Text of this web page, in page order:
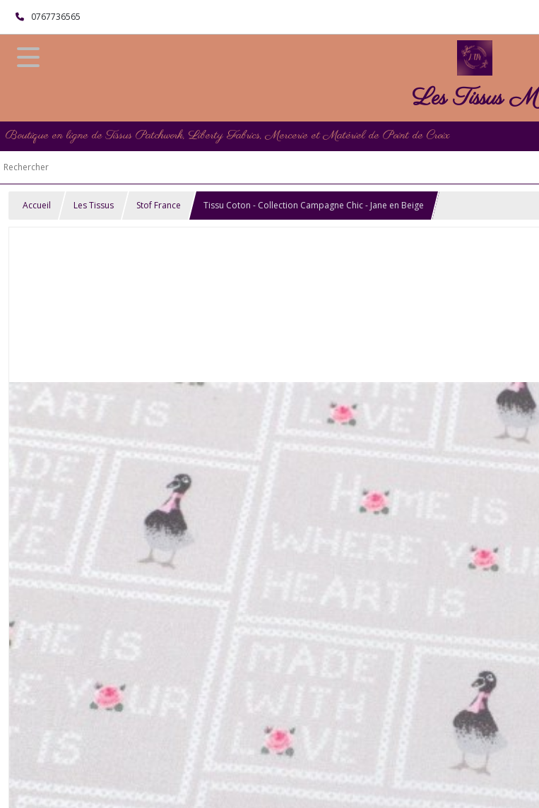
0767736565
Les Tissus M
Boutique en ligne de Tissus Patchwork, Liberty Fabrics, Mercerie et Matériel de Point de Croix
Accueil Les Tissus Stof France Tissu Coton - Collection Campagne Chic - Jane en Beige